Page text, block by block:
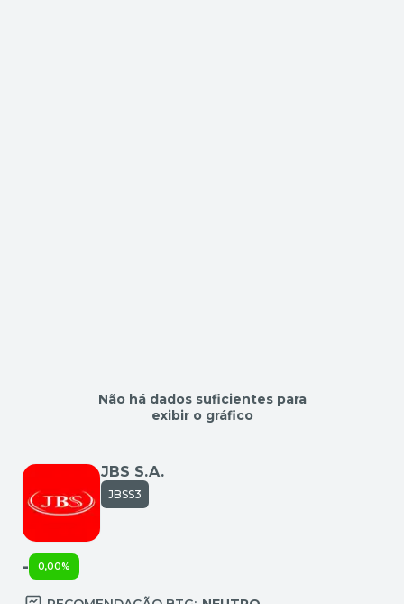
Não há dados suficientes para
exibir o gráfico
JBS S.A.
JBSS3
- 0,00%